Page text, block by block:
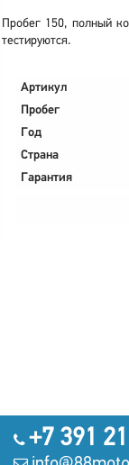
Пробег 150, полный
тестируются.
Артикул
Пробег
Год
Страна
Гарантия
+7 391